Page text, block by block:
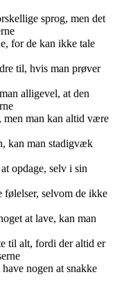
sprog, men det
for de kan ikke tale
til, hvis man prøver
alligevel, at den
man kan altid være
kan man stadigvæk
opdage, selv i sin
følelser, selvom de ikke
at lave, kan man
til alt, fordi der altid er
nogen at snakke